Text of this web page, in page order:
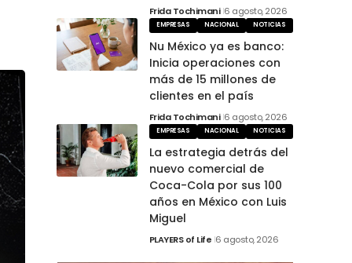
Frida Tochimani 6 agosto, 2026
EMPRESAS NACIONAL NOTICIAS
Nu México ya es banco:
Inicia operaciones con
más de 15 millones de
clientes en el país
Frida Tochimani 6 agosto, 2026
EMPRESAS NACIONAL NOTICIAS
La estrategia detrás del
nuevo comercial de
Coca-Cola por sus 100
años en México con Luis
Miguel
PLAYERS of Life 6 agosto, 2026